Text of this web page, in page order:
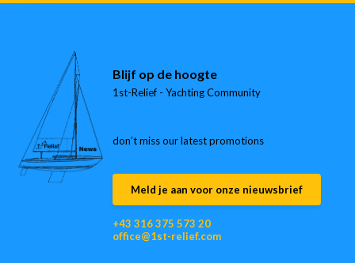
Blijf op de hoogte
1st-Relief - Yachting Community
don’t miss our latest promotions
Meld je aan voor onze nieuwsbrief
+43 316 375 573 20
office@1st-relief.com